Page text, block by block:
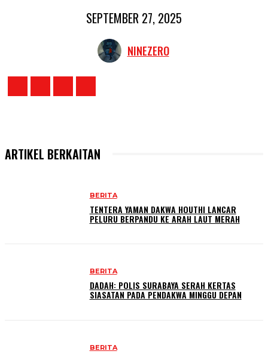
SEPTEMBER 27, 2025
NINEZERO
ARTIKEL BERKAITAN
BERITA
TENTERA YAMAN DAKWA HOUTHI LANCAR
PELURU BERPANDU KE ARAH LAUT MERAH
BERITA
DADAH: POLIS SURABAYA SERAH KERTAS
SIASATAN PADA PENDAKWA MINGGU DEPAN
BERITA